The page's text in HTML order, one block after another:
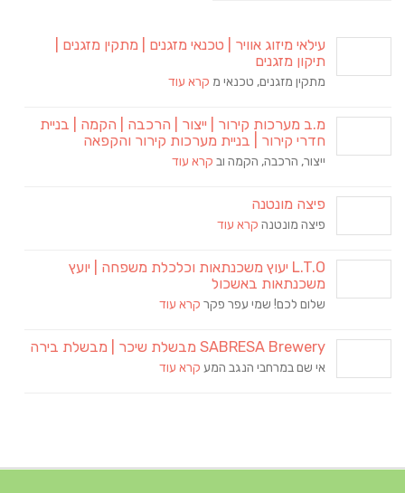
עילאי מיזוג אוויר | טכנאי מזגנים | מתקין מזגנים |
תיקון מזגנים
מתקין מזגנים, טכנאי מ קרא עוד
מ.ב מערכות קירור | ייצור | הרכבה | הקמה | בניית
חדרי קירור | בניית מערכות קירור והקפאה
ייצור, הרכבה, הקמה וב קרא עוד
פיצה מונטנה
פיצה מונטנה קרא עוד
L.T.O יעוץ משכנתאות וכלכלת משפחה | יועץ
משכנתאות באשכול
שלום לכם! שמי עפר פקר קרא עוד
SABRESA Brewery מבשלת שיכר | מבשלת בירה
אי שם במרחבי הנגב המע קרא עוד